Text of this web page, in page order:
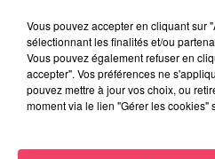
C'est plus ou c'est moins ? - 17 06
Vous pouvez accepter en cliquant sur
sélectionnant les finalités et/ou
Vous pouvez également refuser en
accepter". Vos préférences ne
pouvez mettre à jour vos choix, ou
moment via le lien "Gérer les cookies"